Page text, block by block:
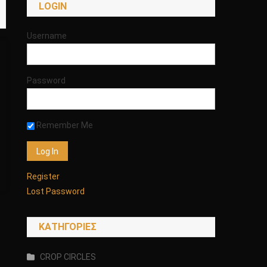
LOGIN
Username
Password
Remember Me
Register
Lost Password
KΑΤΗΓΟΡΊΕΣ
CROP CIRCLES